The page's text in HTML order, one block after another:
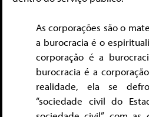
As corporações são o
a burocracia é o
corporação é a
burocracia é a
realidade, ela se
“sociedade civil do